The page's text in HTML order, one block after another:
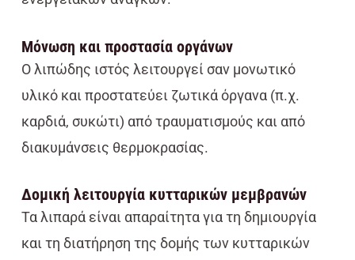
Μόνωση και προστασία οργάνων
Ο λιπώδης ιστός λειτουργεί σαν μονωτικό
υλικό και προστατεύει ζωτικά όργανα (π.χ.
καρδιά, συκώτι) από τραυματισμούς και από
διακυμάνσεις θερμοκρασίας.
Δομική λειτουργία κυτταρικών μεμβρανών
Τα λιπαρά είναι απαραίτητα για τη δημιουργία
και τη διατήρηση της δομής των κυτταρικών